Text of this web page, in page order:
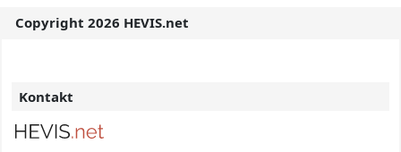
Copyright 2026 HEVIS.net
Kontakt